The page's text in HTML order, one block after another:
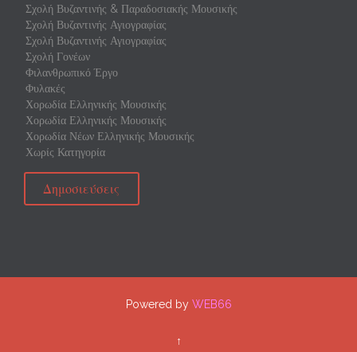
Σχολή Βυζαντινής & Παραδοσιακής Μουσικής
Σχολή Βυζαντινής Αγιογραφίας
Σχολή Βυζαντινής Αγιογραφίας
Σχολή Γονέων
Φιλανθρωπικό Έργο
Φυλακές
Χορωδία Ελληνικής Μουσικής
Χορωδία Ελληνικής Μουσικής
Χορωδία Νέων Ελληνικής Μουσικής
Χωρίς Κατηγορία
Δημοσιεύσεις
Powered by WEB66
↑